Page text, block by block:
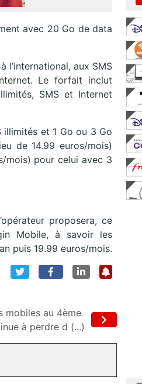
avec 20 Go de data
l’international, aux SMS
Le forfait inclut
SMS et Internet
et 1 Go ou 3 Go
de 14.99 euros/mois)
mois) pour celui avec 3
proposera, ce
Mobile, à savoir les
puis 19.99 euros/mois.
mobiles au 4ème
à perdre d (...)